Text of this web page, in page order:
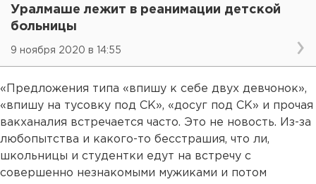
Уралмаше лежит в реанимации детской
больницы
9 ноября 2020 в 14:55
«Предложения типа «впишу к себе двух девчонок»,
«впишу на тусовку под СК», «досуг под СК» и прочая
вакханалия встречается часто. Это не новость. Из-за
любопытства и какого-то бесстрашия, что ли,
школьницы и студентки едут на встречу с
совершенно незнакомыми мужиками и потом